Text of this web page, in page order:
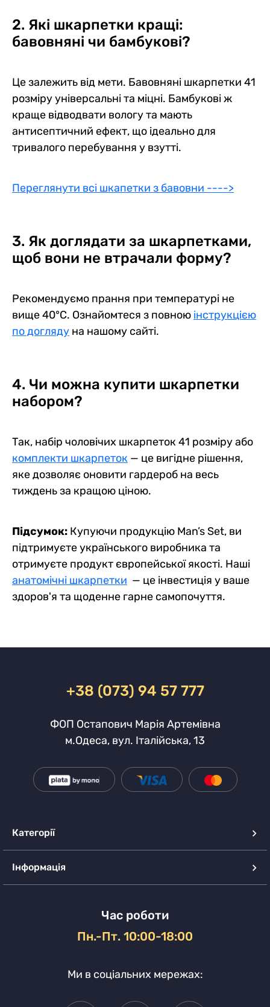
2. Які шкарпетки кращі:
бавовняні чи бамбукові?
Це залежить від мети. Бавовняні шкарпетки 41
розміру універсальні та міцні. Бамбукові ж
краще відводвати вологу та мають
антисептичний ефект, що ідеально для
тривалого перебування у взутті.
Переглянути всі шкапетки з бавовни ---->
3. Як доглядати за шкарпетками,
щоб вони не втрачали форму?
Рекомендуємо прання при температурі не
вище 40°C. Ознайомтеся з повною інструкцією
по догляду на нашому сайті.
4. Чи можна купити шкарпетки
набором?
Так, набір чоловічих шкарпеток 41 розміру або
комплекти шкарпеток — це вигідне рішення,
яке дозволяє оновити гардероб на весь
тиждень за кращою ціною.
Підсумок: Купуючи продукцію Man’s Set, ви
підтримуєте українського виробника та
отримуєте продукт європейської якості. Наші
анатомічні шкарпетки — це інвестиція у ваше
здоров'я та щоденне гарне самопочуття.
+38 (073) 94 57 777
ФОП Остапович Марія Артемівна
м.Одеса, вул. Італійська, 13
Категорії
Інформація
Час роботи
Пн.-Пт. 10:00-18:00
Ми в соціальних мережах: